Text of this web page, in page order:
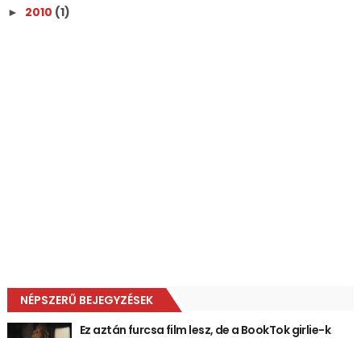
► 2010 (1)
NÉPSZERŰ BEJEGYZÉSEK
Ez aztán furcsa film lesz, de a BookTok girlie-k